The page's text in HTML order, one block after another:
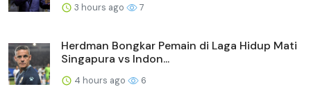
3 hours ago 7
Herdman Bongkar Pemain di Laga Hidup Mati
Singapura vs Indon...
4 hours ago 6